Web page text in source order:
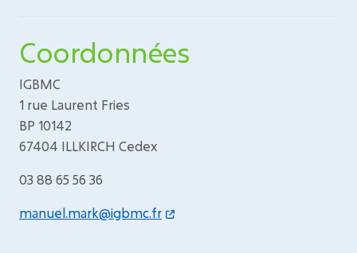
Coordonnées
IGBMC
1 rue Laurent Fries
BP 10142
67404 ILLKIRCH Cedex
03 88 65 56 36
manuel.mark@igbmc.fr